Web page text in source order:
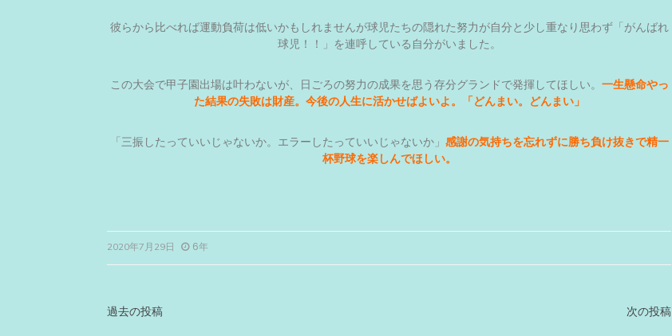
彼らから比べれば運動負荷は低いかもしれませんが球児たちの隠れた努力が自分と少し重なり思わず「がんばれ
球児！！」を連呼している自分がいました。
この大会で甲子園出場は叶わないが、日ごろの努力の成果を思う存分グランドで発揮してほしい。 一生懸命やっ
た結果の失敗は財産。今後の人生に活かせばよいよ。「どんまい。どんまい」
「三振したっていいじゃないか。エラーしたっていいじゃないか」 感謝の気持ちを忘れずに勝ち負け抜きで精一
杯野球を楽しんでほしい。
2020年7月29日 6年
投
過去の投稿 次の投稿